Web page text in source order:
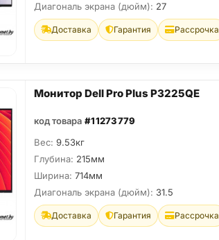
Диагональ экрана (дюйм): 27
Доставка Гарантия Рассрочка
Монитор Dell Pro Plus P3225QE
код товара #11273779
Вес: 9.53кг
Глубина: 215мм
Ширина: 714мм
Диагональ экрана (дюйм): 31.5
Доставка Гарантия Рассрочка